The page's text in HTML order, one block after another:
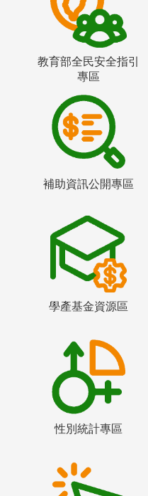
教育部全民安全指引
專區
補助資訊公開專區
學產基金資源區
性別統計專區